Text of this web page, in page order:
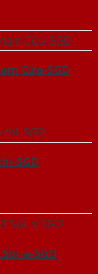
Cửa-SGD
SGD
a-SGD